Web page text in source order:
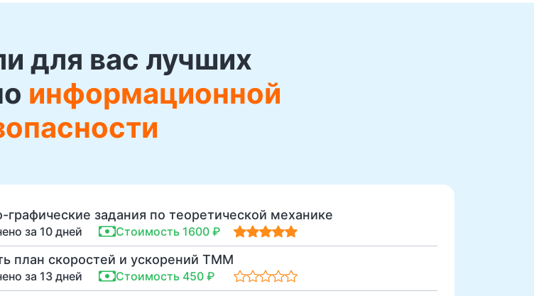
для вас лучших
информационной
графические задания по теоретической механике
за 10 дней Стоимость 1600 ₽
план скоростей и ускорений ТММ
за 13 дней Стоимость 450 ₽